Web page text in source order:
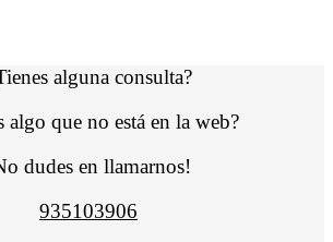
alguna consulta?
algo que no está en la web?
dudes en llamarnos!
935103906